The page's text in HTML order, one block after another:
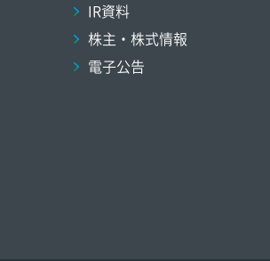
IR資料
株主・株式情報
電子公告